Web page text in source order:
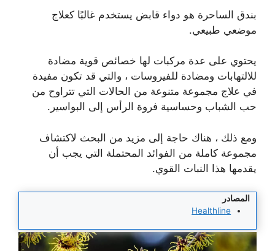
بندق الساحرة هو دواء قابض يستخدم غالبًا كعلاج
موضعي طبيعي.
يحتوي على عدة مركبات لها خصائص قوية مضادة
للالتهابات ومضادة للفيروسات ، والتي قد تكون مفيدة
في علاج مجموعة متنوعة من الحالات التي تتراوح من
حب الشباب وحساسية فروة الرأس إلى البواسير.
ومع ذلك ، هناك حاجة إلى مزيد من البحث لاكتشاف
مجموعة كاملة من الفوائد المحتملة التي يجب أن
يقدمها هذا النبات القوي.
المصادر
Healthline